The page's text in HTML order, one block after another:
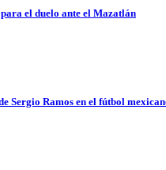
el duelo ante el Mazatlán
Sergio Ramos en el fútbol